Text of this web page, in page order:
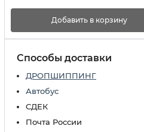
Добавить в корзину
Способы доставки
ДРОПШИППИНГ
Автобус
СДЕК
Почта России